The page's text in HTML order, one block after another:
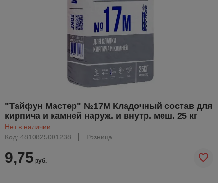
"Тайфун Мастер" №17М Кладочный состав для
кирпича и камней наруж. и внутр. меш. 25 кг
Нет в наличии
Код: 4810825001238
Розница
9,75 руб.